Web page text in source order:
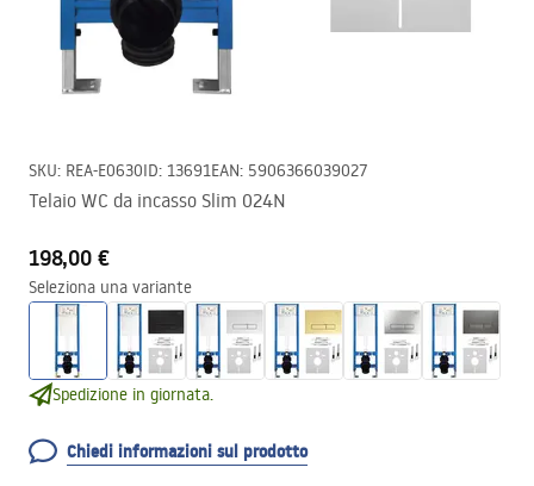
SKU: REA-E0630ID: 13691EAN: 5906366039027
Telaio WC da incasso Slim 024N
198,00 €
Seleziona una variante
Spedizione in giornata.
Chiedi informazioni sul prodotto